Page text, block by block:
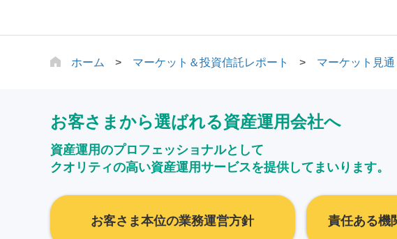
ホーム マーケット＆投資信託レポート マーケット見通
お客さまから選ばれる資産運用会社へ
資産運用のプロフェッショナルとして
クオリティの高い資産運用サービスを提供してまいります。
お客さま本位の業務運営方針 責任ある機